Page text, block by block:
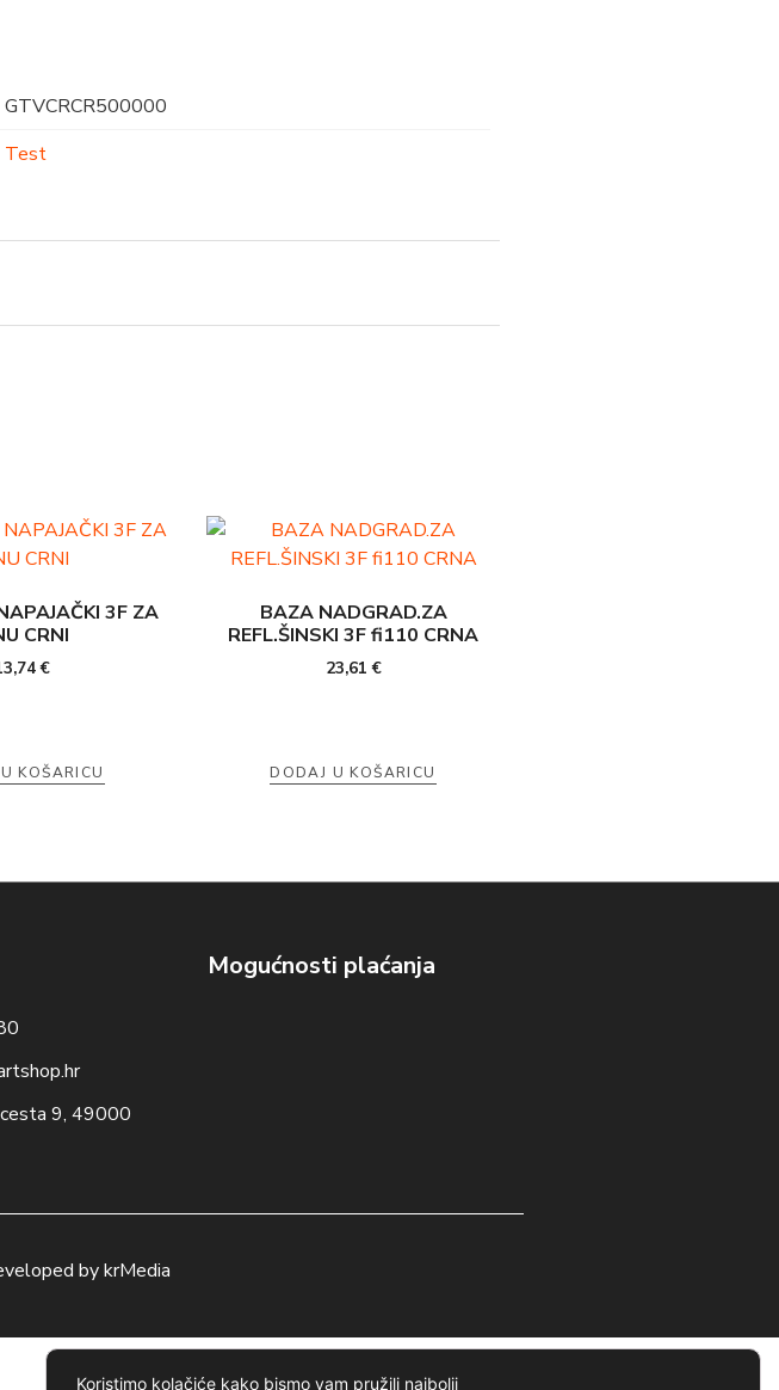
GTVCRCR500000
Test
3F ZA
CRNI
€
KOŠARICU
BAZA NADGRAD.ZA
REFL.ŠINSKI 3F fi110 CRNA
23,61€
DODAJ U KOŠARICU
9, 49000
Mogućnosti plaćanja
bykrMedia
Koristimo kolačiće kako bismo vam pružili najbolji